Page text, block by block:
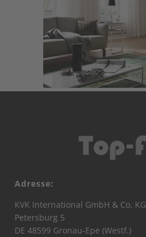
Adresse:
KVK International GmbH & Co. KG
Petersburg 5
DE 48599 Gronau-Epe (Westf.)